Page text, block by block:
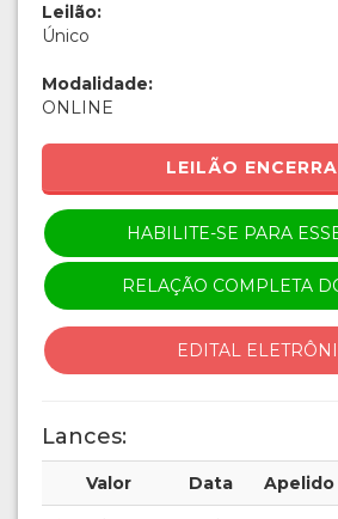
Leilão:
Único
Modalidade:
ONLINE
LEILÃO
HABILITE-SE PARA
RELAÇÃO COMPLETA
EDITAL
Lances:
Valor Data Apelido